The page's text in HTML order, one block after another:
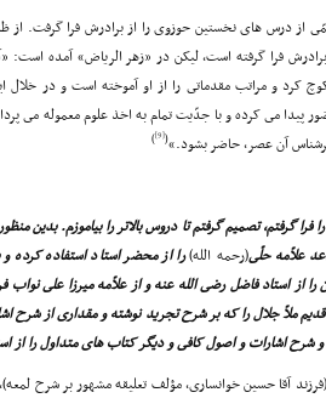
از درس هاى نخستین حوزوى را از برادرش فرا گرفت.
فرا گرفته است، لیکن در «زهر الریاض» آمده است:
کوچ کرد و مراتب مقدماتى را از او آموخته است و در
پیدا مى کرده و با جدّیت تمام به اخذ علوم معموله مى
آن عصر، حاضر بشود.»(
[9]
)
گرفتم، تصمیم گرفتم تا دروس بالاتر را بیاموزم. بدین
علاّمه حلّى(رحمه الله)را از محضر استاد استفاده
را از استاد فاضل رضى الله عنه و از علاّمه میرزا على
ملاّ جلال را که بر شرح تجرید نوشته و مقدارى از شرح
اشارات و اصول کافى و دیگر کتاب هاى متداول را از
آقا حسین خوانسارى، مؤلف تعلیقه مشهور بر شرح